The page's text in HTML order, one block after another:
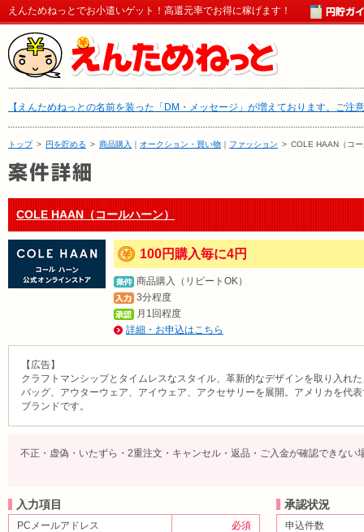
えんためねっとでお小遣いゲット！高還元率でお得に稼げます！
【えんためねっとの名前を装った「DM・メッセージ」が増えております。ご注
トップ > 円を貯める > 商品購入 ｜ オークション・買い物 ｜ ファッション > COLE HAAN（コ
COLE HAAN（コールハーン）
100円購入毎に4円
商品購入（リピートOK）
3分程度
月1回程度
詳細・お申込はこちら
【広告】
クラフトマンシップとタイムレスなスタイル、革新的なデザインを取り入れ
バッグ、アウターウェア、アイウェア、アクセサリーを展開。アメリカを代
ブランドです。
不正・虚偽・いたずら・2重注文・キャンセル・返品・ご入金が確認できない
入力項目
PCメールアドレス
必須
承認状況
申込件数